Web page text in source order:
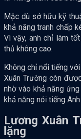
Mặc dù sở hữu kỹ
khả năng tranh chấp
Vì vậy, anh chỉ làm
thủ không cao.
Không chỉ nổi tiếng
Xuân Trường còn
nhờ vào khả năng
khả năng nói tiếng
Lương Xuân
lặng